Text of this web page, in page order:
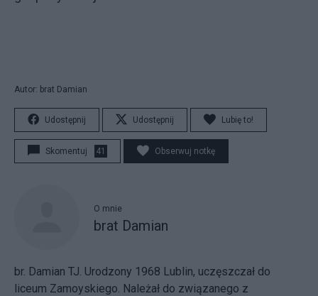
Autor: brat Damian
Udostępnij Udostępnij Lubię to!
Skomentuj 41 Obserwuj notkę
O mnie
brat Damian
br. Damian TJ. Urodzony 1968 Lublin, uczęszczał do
liceum Zamoyskiego. Należał do związanego z